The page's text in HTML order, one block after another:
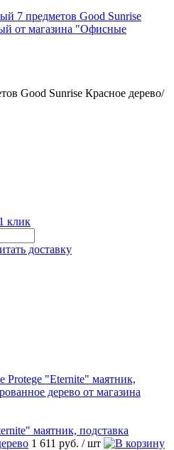
Good Sunrise Красное дерево/
клик
доставку
маятник, подставка
1 611 руб. / шт